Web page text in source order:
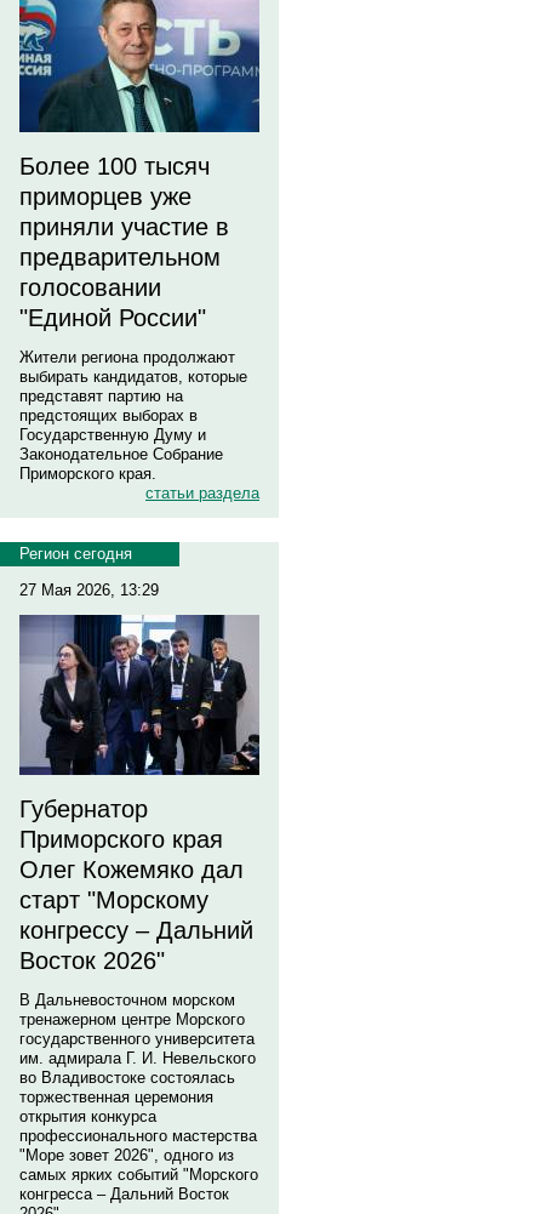
Более 100 тысяч
приморцев уже
приняли участие в
предварительном
голосовании
"Единой России"
Жители региона продолжают
выбирать кандидатов, которые
представят партию на
предстоящих выборах в
Государственную Думу и
Законодательное Собрание
Приморского края.
статьи раздела
Регион сегодня
27 Мая 2026, 13:29
Губернатор
Приморского края
Олег Кожемяко дал
старт "Морскому
конгрессу – Дальний
Восток 2026"
В Дальневосточном морском
тренажерном центре Морского
государственного университета
им. адмирала Г. И. Невельского
во Владивостоке состоялась
торжественная церемония
открытия конкурса
профессионального мастерства
"Море зовет 2026", одного из
самых ярких событий "Морского
конгресса – Дальний Восток